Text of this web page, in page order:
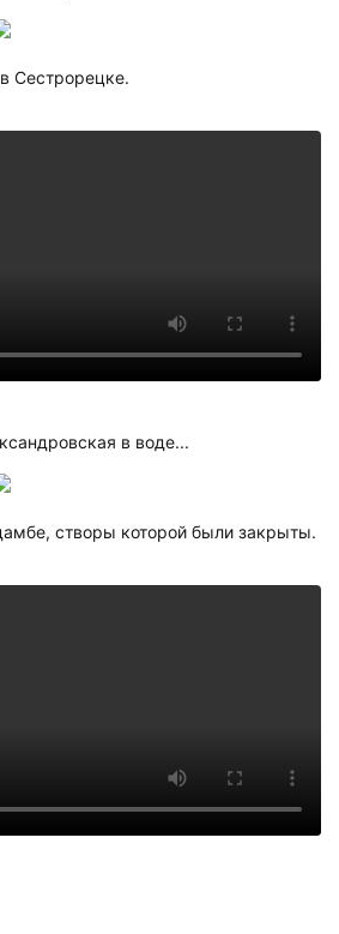
Сестрорецке.
в воде...
створы которой были закрыты.